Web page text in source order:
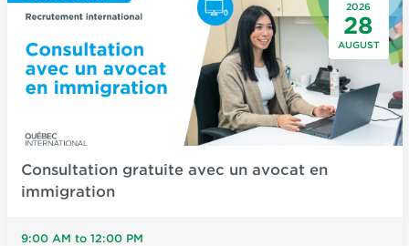
2026
28
AUGUST
Consultation gratuite avec un avocat en
immigration
9:00 AM to 12:00 PM